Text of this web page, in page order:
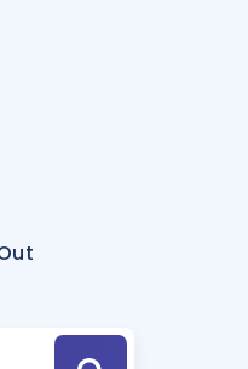
Hesaplama Aracı
için Öneriler
Tek Takvimde
Hoca ile seni sınava